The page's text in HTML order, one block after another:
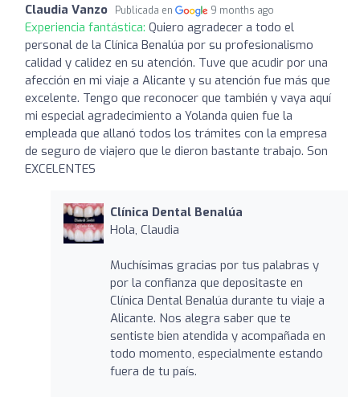
Claudia Vanzo Publicada en 9 months ago
Experiencia fantástica: Quiero agradecer a todo el
personal de la Clínica Benalúa por su profesionalismo
calidad y calidez en su atención. Tuve que acudir por una
afección en mi viaje a Alicante y su atención fue más que
excelente. Tengo que reconocer que también y vaya aquí
mi especial agradecimiento a Yolanda quien fue la
empleada que allanó todos los trámites con la empresa
de seguro de viajero que le dieron bastante trabajo. Son
EXCELENTES
Clínica Dental Benalúa
Hola, Claudia
Muchísimas gracias por tus palabras y
por la confianza que depositaste en
Clínica Dental Benalúa durante tu viaje a
Alicante. Nos alegra saber que te
sentiste bien atendida y acompañada en
todo momento, especialmente estando
fuera de tu país.